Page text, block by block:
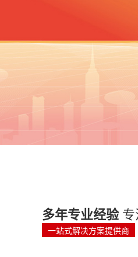
多年专业经验专
一站式解决方案提供商